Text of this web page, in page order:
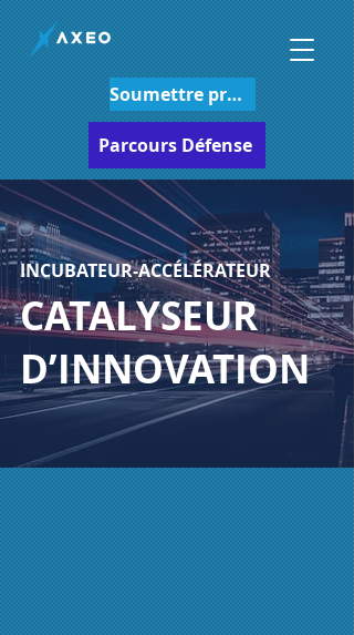
Soumettre projet
Parcours Défense
INCUBATEUR-ACCÉLÉRATEUR
CATALYSEUR
D’INNOVATION